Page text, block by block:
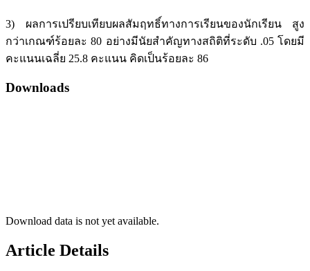
3) ผลการเปรียบเทียบผลสัมฤทธิ์ทางการเรียนของนักเรียน สูง
กว่าเกณฑ์ร้อยละ 80 อย่างมีนัยสำคัญทางสถิติที่ระดับ .05 โดยมี
คะแนนเฉลี่ย 25.8 คะแนน คิดเป็นร้อยละ 86
Downloads
Download data is not yet available.
Article Details